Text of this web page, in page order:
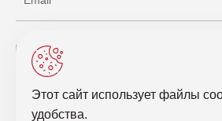
Отправить запрос
Соглашаюсь с обработкой
Этот сайт использует файлы
удобства.